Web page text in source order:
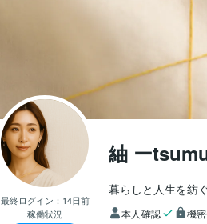
最終ログイン： 14日前
稼働状況
紬 ー
暮らしと人生を紡
本人確認 機